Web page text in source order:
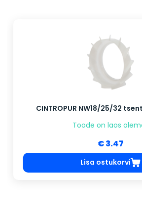
CINTROPUR NW18/25/32
Toode on laos
€ 3.47
Lisa ostukorvi